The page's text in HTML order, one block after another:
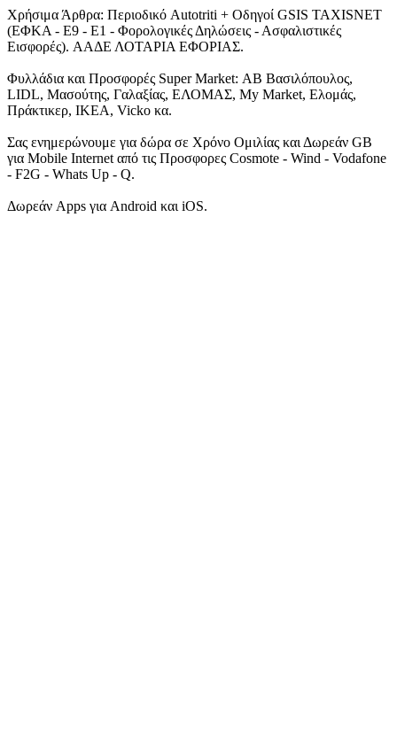
Χρήσιμα Άρθρα: Περιοδικό Autotriti + Οδηγοί GSIS TAXISNET
(ΕΦΚΑ - Ε9 - Ε1 - Φορολογικές Δηλώσεις - Ασφαλιστικές
Εισφορές). ΑΑΔΕ ΛΟΤΑΡΙΑ ΕΦΟΡΙΑΣ.
Φυλλάδια και Προσφορές Super Market: ΑΒ Βασιλόπουλος,
LIDL, Μασούτης, Γαλαξίας, ΕΛΟΜΑΣ, My Market, Ελομάς,
Πράκτικερ, ΙΚΕΑ, Vicko κα.
Σας ενημερώνουμε για δώρα σε Χρόνο Ομιλίας και Δωρεάν GB
για Mobile Internet από τις Προσφορες Cosmote - Wind - Vodafone
- F2G - Whats Up - Q.
Δωρεάν Apps για Android και iOS.